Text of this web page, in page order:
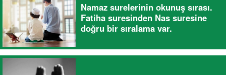
Namaz surelerinin okunuş sırası.
Fatiha suresinden Nas suresine
doğru bir sıralama var.